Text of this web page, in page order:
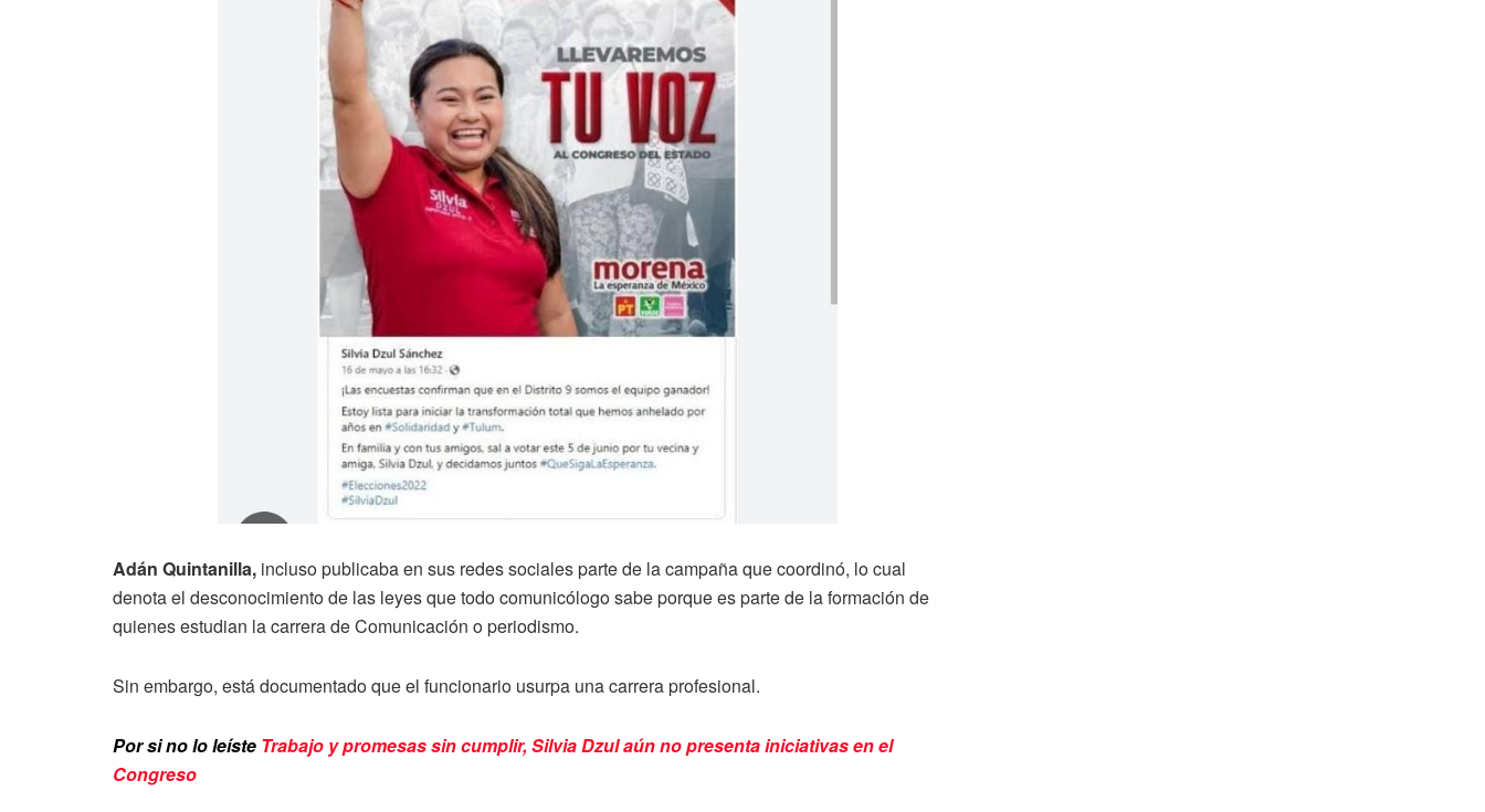
Adán Quintanilla, incluso publicaba en sus redes sociales parte de la campaña que coordinó, lo cual
denota el desconocimiento de las leyes que todo comunicólogo sabe porque es parte de la formación de
quienes estudian la carrera de Comunicación o periodismo.
Sin embargo, está documentado que el funcionario usurpa una carrera profesional.
Por si no lo leíste Trabajo y promesas sin cumplir, Silvia Dzul aún no presenta iniciativas en el
Congreso